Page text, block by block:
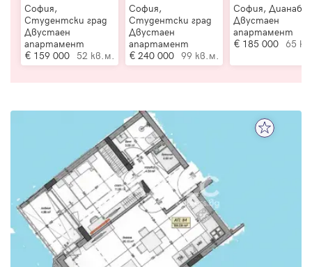
София,
Студентски град
Двустаен
апартамент
159 000 52 кв.м.
София,
Студентски град
Двустаен
апартамент
240 000 99 кв.м.
София, Дианабад
Двустаен
апартамент
185 000 65